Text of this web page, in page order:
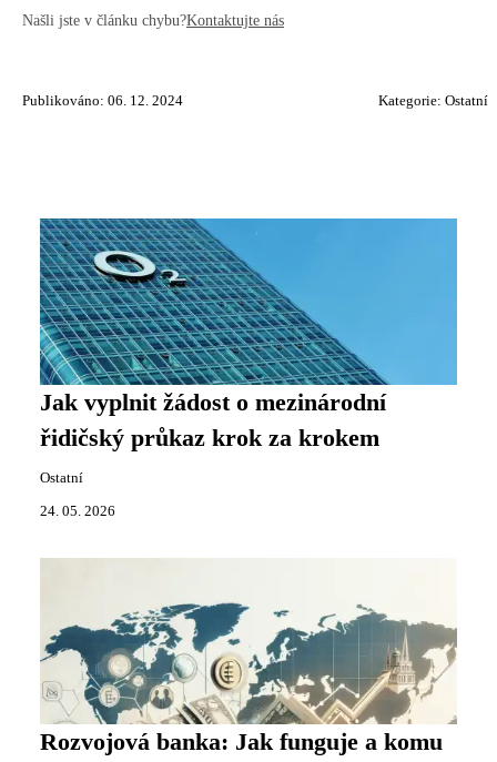
Našli jste v článku chybu?Kontaktujte nás
Publikováno: 06. 12. 2024 Kategorie: Ostatní
Jak vyplnit žádost o mezinárodní
řidičský průkaz krok za krokem
Ostatní
24. 05. 2026
Rozvojová banka: Jak funguje a komu